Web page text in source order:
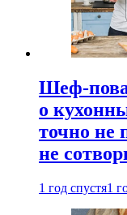
Шеф-
о
точно не
не
1 год спустя1